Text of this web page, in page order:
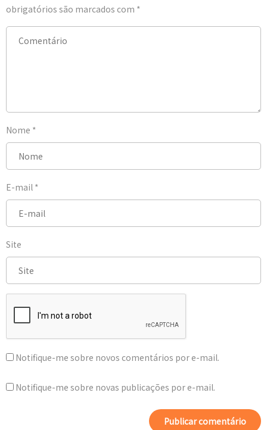
obrigatórios são marcados com *
Nome *
E-mail *
Site
Notifique-me sobre novos comentários por e-mail.
Notifique-me sobre novas publicações por e-mail.